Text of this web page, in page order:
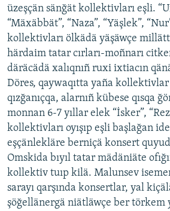
üzeşçän sänğät kollektivları eşli.
“Mäxäbbät”, “Naza”, “Yäşlek”,
kollektivları ölkädä yäşäwçe
härdaim tatar cırları-moñnarı
däräcädä xalıqnıñ ruxi ixtiacın
Döres, qaywaqıtta yaña
qızğanıçqa, alarnıñ kübese qısqa
monnan 6-7 yıllar elek “İsker”,
kollektivları oyışıp eşli başlağan
eşçänlekläre berniçä konsert
Omskida bıyıl tatar mädäniäte
kollektiv tuıp kilä. Malunsev
sarayı qarşında konsertlar, yal
şöğellänergä niätläwçe ber törkem